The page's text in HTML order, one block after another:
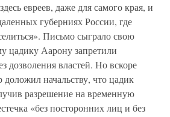
евреев, даже для самого края, и
губерниях России, где
Письмо сыграло свою
цадику Аарону запретили
дозволения властей. Но вскоре
доложил начальству, что цадик
разрешение на временную
«без посторонних лиц и без